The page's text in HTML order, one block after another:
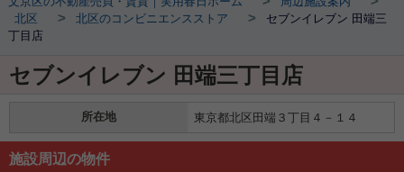
北区 > 北区のコンビニエンスストア >
セブンイレブン 田端三
丁目店
セブンイレブン 田端三丁目店
所在地 東京都北区田端３丁目４－１４
施設周辺の物件